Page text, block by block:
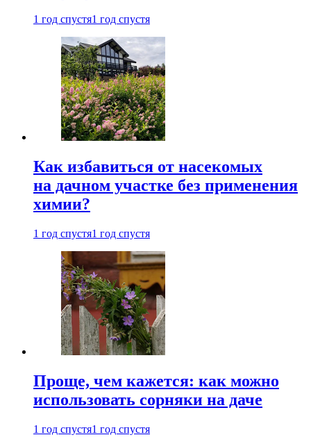
1 год спустя1 год спустя
Как избавиться от насекомых
на дачном участке без применения
химии?
1 год спустя1 год спустя
Проще, чем кажется: как можно
использовать сорняки на даче
1 год спустя1 год спустя